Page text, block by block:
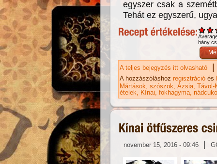
egyszer csak a
Tehát ez egyszerű,
hány
A teljes bejegyzés itt olvasható |
A hozzászóláshoz regisztráció és
Mártások, szószok Ázsia Távol-
ételek
Kínai fokhagyma
november 15, 2016 - 09:46 |